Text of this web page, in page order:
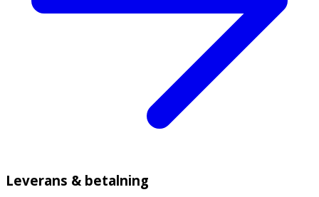
Leverans & betalning